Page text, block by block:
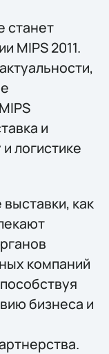
станет
MIPS 2011.
и
логистике
как
компаний
бизнеса и